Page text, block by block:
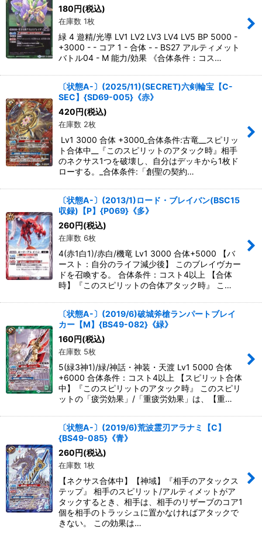
180 円(税込)
在庫数 1枚
緑 4 遊精/光導 LV1 LV2 LV3 LV4 LV5 BP 5000 -
+3000 - - コア 1 - 合体 - - BS27 アルティメット
バトル04 - M 能力/効果 《合体条件：コス…
〔状態A-〕(2025/11)(SECRET)六剣輪宝【C-
SEC】{SD69-005}《赤》
420 円(税込)
在庫数 2枚
Lv1 3000 合体 +3000_合体条件:古竜__スピリッ
ト合体中__『このスピリットのアタック時』相手
のネクサス1つを破壊し、自分はデッキから1枚ド
ローする。_合体条件:「創聖の契約…
〔状態A-〕(2013/1)ロード・ブレイバン(BSC15
収録)【P】{P069}《多》
260 円(税込)
在庫数 6枚
4(赤1白1)/赤白/機竜 Lv1 3000 合体+5000 【バ
ースト：自分のライフ減少後】 このブレイヴカー
ドを召喚する。 合体条件：コスト4以上 【合体
時】『このスピリットの合体アタック時』 こ…
〔状態A-〕(2019/6)破城斧槍ランパートブレイ
カー【M】{BS49-082}《緑》
160 円(税込)
在庫数 5枚
5(緑3神1)/緑/神話・神装・天渡 Lv1 5000 合体
+6000 合体条件：コスト4以上 【スピリット合体
中】『このスピリットのアタック時』 このスピリ
ットの「疲労効果」/「重疲労効果」は、【重…
〔状態A-〕(2019/6)荒波霊刃アラナミ【C】
{BS49-085}《青》
260 円(税込)
在庫数 1枚
【ネクサス合体中】【神域】『相手のアタックス
テップ』 相手のスピリット/アルティメットがア
タックするとき、相手は、相手のリザーブのコア1
個を相手のトラッシュに置かなければアタックで
きない。 この効果は…